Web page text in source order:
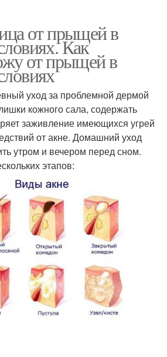
от прыщей в
Как
от прыщей в
уход за проблемной дермой
кожного сала, содержать
заживление имеющихся угрей
от акне. Домашний уход
утром и вечером перед сном.
этапов: